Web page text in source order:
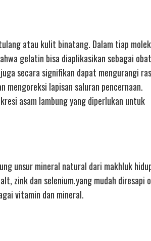
atau kulit binatang. Dalam tiap
gelatin bisa diaplikasikan sebagai obat
secara signifikan dapat mengurangi
mengoreksi lapisan saluran pencernaan.
asam lambung yang diperlukan untuk
unsur mineral natural dari makhluk
zink dan selenium.yang mudah diresapi
vitamin dan mineral.